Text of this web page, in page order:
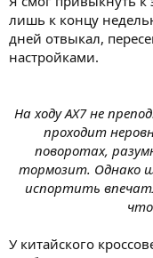
лишь к концу
дней отвыкал,
настройками.
На ходу AX7 не
проходит
поворотах,
тормозит. Однако
испортить
У китайского